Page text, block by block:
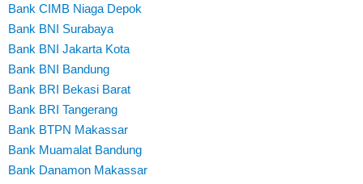
Bank CIMB Niaga Depok
Bank BNI Surabaya
Bank BNI Jakarta Kota
Bank BNI Bandung
Bank BRI Bekasi Barat
Bank BRI Tangerang
Bank BTPN Makassar
Bank Muamalat Bandung
Bank Danamon Makassar